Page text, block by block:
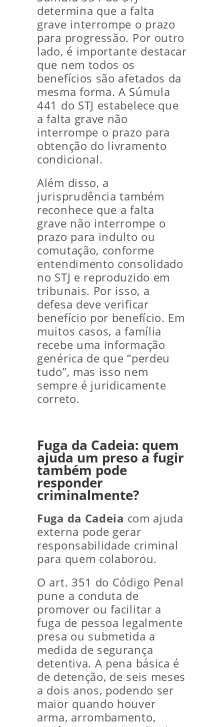
determina que a falta
grave interrompe o prazo
para progressão. Por outro
lado, é importante destacar
que nem todos os
benefícios são afetados da
mesma forma. A Súmula
441 do STJ estabelece que
a falta grave não
interrompe o prazo para
obtenção do livramento
condicional.
Além disso, a
jurisprudência também
reconhece que a falta
grave não interrompe o
prazo para indulto ou
comutação, conforme
entendimento consolidado
no STJ e reproduzido em
tribunais. Por isso, a
defesa deve verificar
benefício por benefício. Em
muitos casos, a família
recebe uma informação
genérica de que “perdeu
tudo”, mas isso nem
sempre é juridicamente
correto.
Fuga da Cadeia: quem
ajuda um preso a fugir
também pode
responder
criminalmente?
Fuga da Cadeia com ajuda
externa pode gerar
responsabilidade criminal
para quem colaborou.
O art. 351 do Código Penal
pune a conduta de
promover ou facilitar a
fuga de pessoa legalmente
presa ou submetida a
medida de segurança
detentiva. A pena básica é
de detenção, de seis meses
a dois anos, podendo ser
maior quando houver
arma, arrombamento,